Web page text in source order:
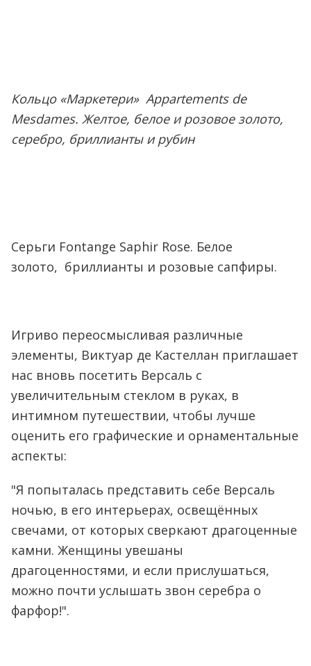
Кольцо «Маркетери» Appartements de
Mesdames. Желтое, белое и розовое золото,
серебро, бриллианты и рубин
Серьги Fontange Saphir Rose. Белое
золото, бриллианты и розовые сапфиры.
Игриво переосмысливая различные
элементы, Виктуар де Кастеллан приглашает
нас вновь посетить Версаль с
увеличительным стеклом в руках, в
интимном путешествии, чтобы лучше
оценить его графические и орнаментальные
аспекты:
"Я попыталась представить себе Версаль
ночью, в его интерьерах, освещённых
свечами, от которых сверкают драгоценные
камни. Женщины увешаны
драгоценностями, и если прислушаться,
можно почти услышать звон серебра о
фарфор!".